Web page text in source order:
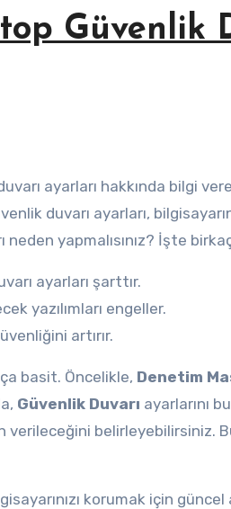
Güvenlik
ayarları hakkında bilgi
duvarı ayarları,
yapmalısınız? İşte
ayarları şarttır.
yazılımları engeller.
artırır.
basit. Öncelikle, Denetim
Güvenlik Duvarı ayarlarını
belirleyebilirsiniz.
korumak için